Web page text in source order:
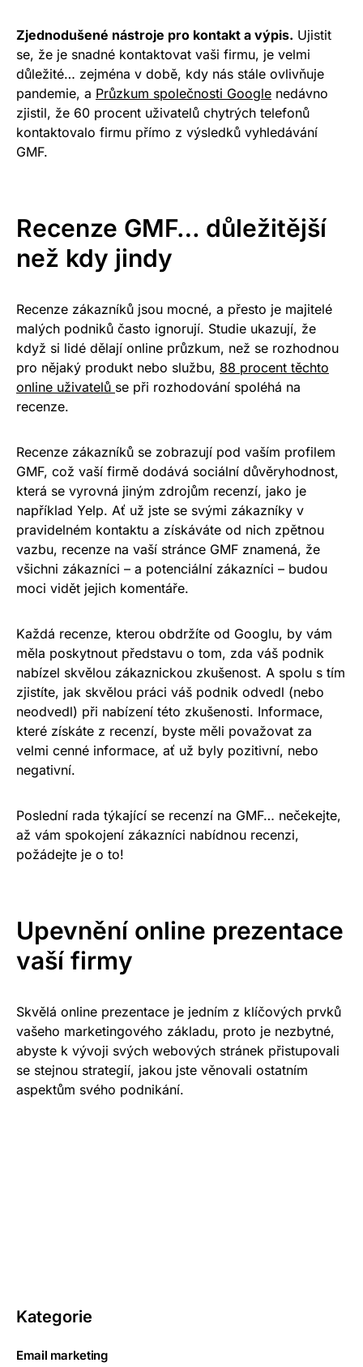
Zjednodušené nástroje pro kontakt a výpis. Ujistit
se, že je snadné kontaktovat vaši firmu, je velmi
důležité… zejména v době, kdy nás stále ovlivňuje
pandemie, a Průzkum společnosti Google nedávno
zjistil, že 60 procent uživatelů chytrých telefonů
kontaktovalo firmu přímo z výsledků vyhledávání
GMF.
Recenze GMF… důležitější
než kdy jindy
Recenze zákazníků jsou mocné, a přesto je majitelé
malých podniků často ignorují. Studie ukazují, že
když si lidé dělají online průzkum, než se rozhodnou
pro nějaký produkt nebo službu, 88 procent těchto
online uživatelů se při rozhodování spoléhá na
recenze.
Recenze zákazníků se zobrazují pod vaším profilem
GMF, což vaší firmě dodává sociální důvěryhodnost,
která se vyrovná jiným zdrojům recenzí, jako je
například Yelp. Ať už jste se svými zákazníky v
pravidelném kontaktu a získáváte od nich zpětnou
vazbu, recenze na vaší stránce GMF znamená, že
všichni zákazníci – a potenciální zákazníci – budou
moci vidět jejich komentáře.
Každá recenze, kterou obdržíte od Googlu, by vám
měla poskytnout představu o tom, zda váš podnik
nabízel skvělou zákaznickou zkušenost. A spolu s tím
zjistíte, jak skvělou práci váš podnik odvedl (nebo
neodvedl) při nabízení této zkušenosti. Informace,
které získáte z recenzí, byste měli považovat za
velmi cenné informace, ať už byly pozitivní, nebo
negativní.
Poslední rada týkající se recenzí na GMF… nečekejte,
až vám spokojení zákazníci nabídnou recenzi,
požádejte je o to!
Upevnění online prezentace
vaší firmy
Skvělá online prezentace je jedním z klíčových prvků
vašeho marketingového základu, proto je nezbytné,
abyste k vývoji svých webových stránek přistupovali
se stejnou strategií, jakou jste věnovali ostatním
aspektům svého podnikání.
Kategorie
Email marketing